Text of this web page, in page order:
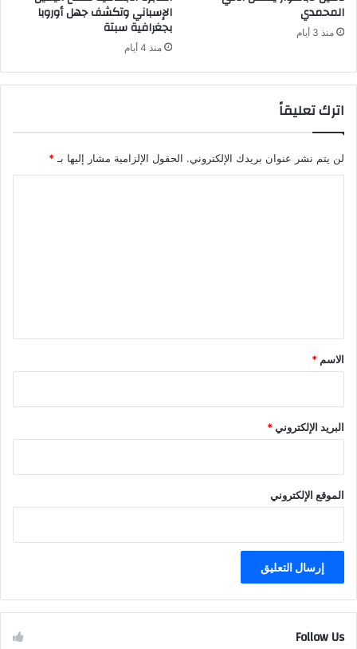
المحمدي
منذ 3 أيام
الإسباني وتكشف جهل أوروبا
بجغرافية سبتة
منذ 4 أيام
اترك تعليقاً
لن يتم نشر عنوان بريدك الإلكتروني. الحقول الإلزامية مشار إليها بـ *
*
الاسم *
البريد الإلكتروني*
الموقع الإلكتروني
Follow Us